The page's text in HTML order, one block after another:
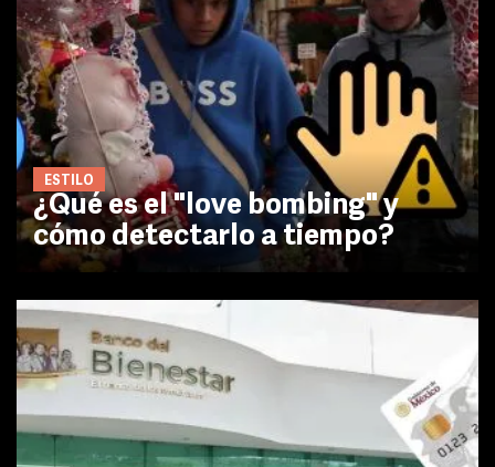
ESTILO
¿Qué es el "love bombing" y
cómo detectarlo a tiempo?